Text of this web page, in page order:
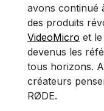
avons continué
des produits
VideoMicro et le
devenus les
tous horizons.
créateurs
RØDE.